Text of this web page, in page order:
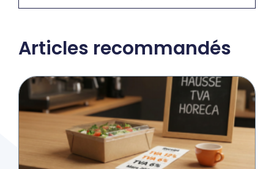
Articles recommandés